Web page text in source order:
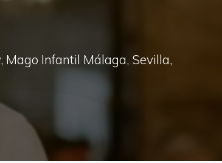
Mago Infantil Málaga, Sevilla,